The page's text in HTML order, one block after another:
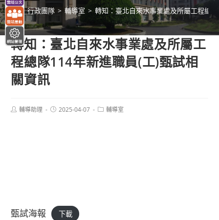
> 行政團隊 > 輔導室 > 轉知：臺北自來水事業處及所屬工程總
轉知：臺北自來水事業處及所屬工
程總隊114年新進職員(工)甄試相
關資訊
Post輔導助理
Post2025-04-07
Post輔導室
甄試海報 下載